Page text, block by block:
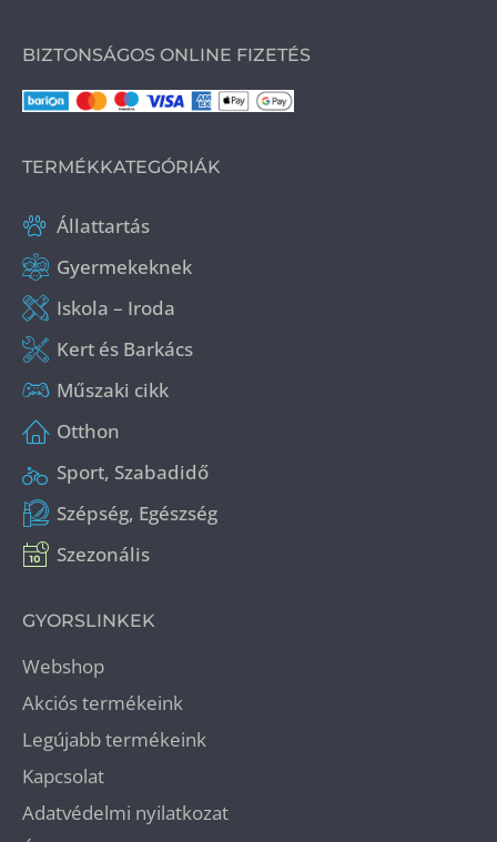
BIZTONSÁGOS ONLINE FIZETÉS
TERMÉKKATEGÓRIÁK
Állattartás
Gyermekeknek
Iskola – Iroda
Kert és Barkács
Műszaki cikk
Otthon
Sport, Szabadidő
Szépség, Egészség
Szezonális
GYORSLINKEK
Webshop
Akciós termékeink
Legújabb termékeink
Kapcsolat
Adatvédelmi nyilatkozat